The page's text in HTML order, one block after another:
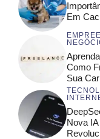
Em
Como
Sua
Nova